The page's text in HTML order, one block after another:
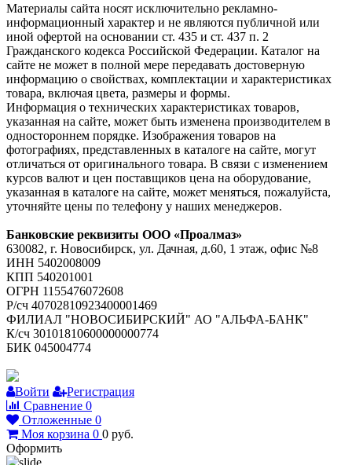
Материалы сайта носят исключительно рекламно-
информационный характер и не являются публичной или
иной офертой на основании ст. 435 и ст. 437 п. 2
Гражданского кодекса Российской Федерации. Каталог на
сайте не может в полной мере передавать достоверную
информацию о свойствах, комплектации и характеристиках
товара, включая цвета, размеры и формы.
Информация о технических характеристиках товаров,
указанная на сайте, может быть изменена производителем в
одностороннем порядке. Изображения товаров на
фотографиях, представленных в каталоге на сайте, могут
отличаться от оригинального товара. В связи с изменением
курсов валют и цен поставщиков цена на оборудование,
указанная в каталоге на сайте, может меняться, пожалуйста,
уточняйте цены по телефону у наших менеджеров.
Банковские реквизиты ООО «Проалмаз»
630082, г. Новосибирск, ул. Дачная, д.60, 1 этаж, офис №8
ИНН 5402008009
КПП 540201001
ОГРН 1155476072608
Р/сч 40702810923400001469
ФИЛИАЛ "НОВОСИБИРСКИЙ" АО "АЛЬФА-БАНК"
К/сч 30101810600000000774
БИК 045004774
Войти
Регистрация
Сравнение 0
Отложенные 0
Моя корзина 0 0 руб.
Оформить